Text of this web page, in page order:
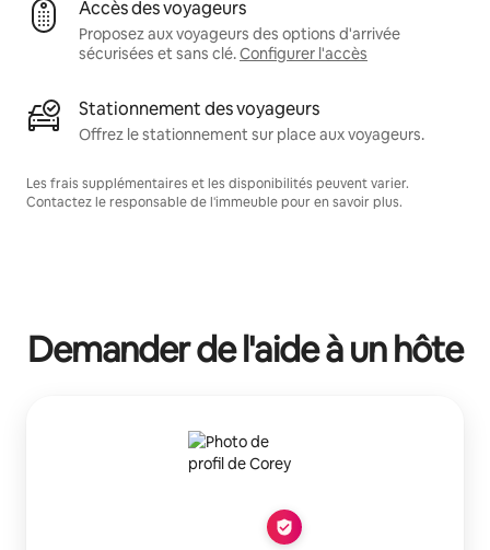
Accès des voyageurs
Proposez aux voyageurs des options d'arrivée
sécurisées et sans clé.Configurer l'accès
Stationnement des voyageurs
Offrez le stationnement sur place aux voyageurs.
Les frais supplémentaires et les disponibilités peuvent varier.
Contactez le responsable de l'immeuble pour en savoir plus.
Demander de l'aide à un hôte